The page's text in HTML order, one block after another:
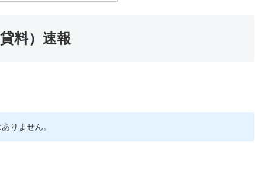
料）速報
りません。